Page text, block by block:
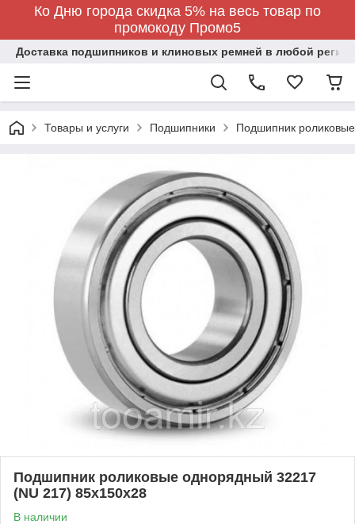
Ко Дню города скидка 5% на весь товар по
промокоду Промо5
Доставка подшипников и клиновых ремней в любой регион
Товары и услуги Подшипники Подшипник
Подшипник роликовые однорядный 32217
(NU 217) 85x150x28
В наличии